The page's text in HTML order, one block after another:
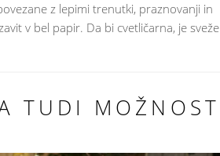
z lepimi trenutki, praznovanji in
v bel papir. Da bi cvetličarna, je sveže
TUDI MOŽNOST